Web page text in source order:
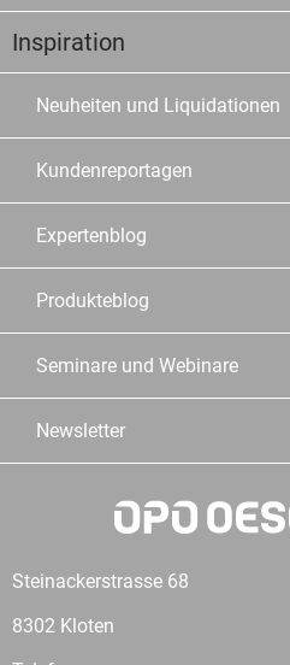
Inspiration
Neuheiten und Liquidationen
Kundenreportagen
Expertenblog
Produkteblog
Seminare und Webinare
Newsletter
Steinackerstrasse 68
8302 Kloten